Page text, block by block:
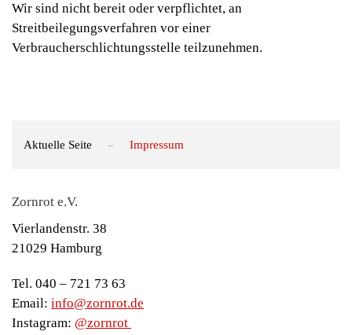
Wir sind nicht bereit oder verpflichtet, an
Streitbeilegungsverfahren vor einer
Verbraucherschlichtungsstelle teilzunehmen.
Aktuelle Seite Impressum
Zornrot e.V.
Vierlandenstr. 38
21029 Hamburg
Tel. 040 – 721 73 63
Email: info@zornrot.de
Instagram: @zornrot